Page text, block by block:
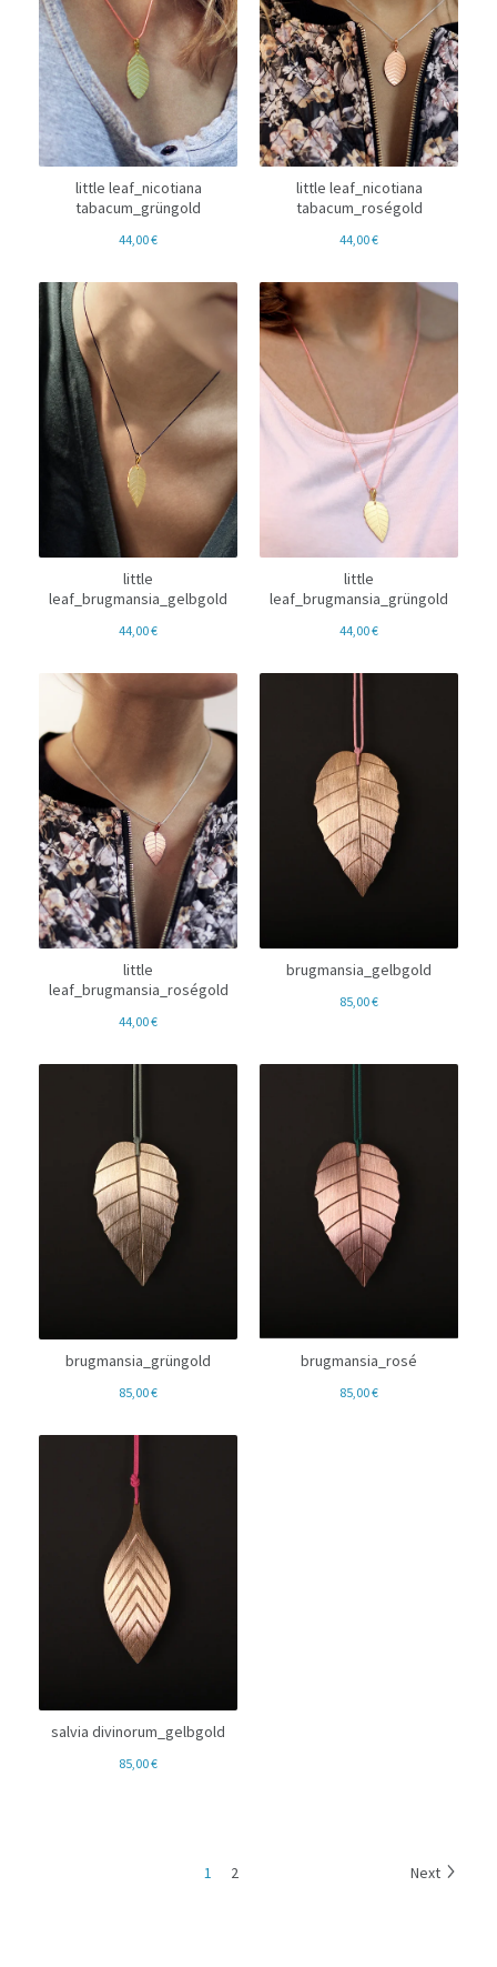
little leaf_nicotiana
tabacum_grüngold
44,00€
little leaf_nicotiana
tabacum_roségold
44,00€
little
leaf_brugmansia_gelbgold
44,00€
little
leaf_brugmansia_grüngold
44,00€
little
leaf_brugmansia_roségold
44,00€
brugmansia_gelbgold
85,00€
brugmansia_grüngold
85,00€
brugmansia_rosé
85,00€
salvia divinorum_gelbgold
85,00€
1 2 Next